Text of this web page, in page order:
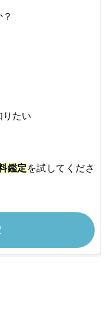
りたい
鑑定 を試してくださ